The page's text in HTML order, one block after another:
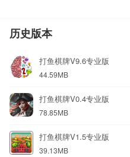
历史版本
打鱼棋牌V9.6专业版
44.59MB
打鱼棋牌V0.4专业版
78.85MB
打鱼棋牌V1.5专业版
39.13MB